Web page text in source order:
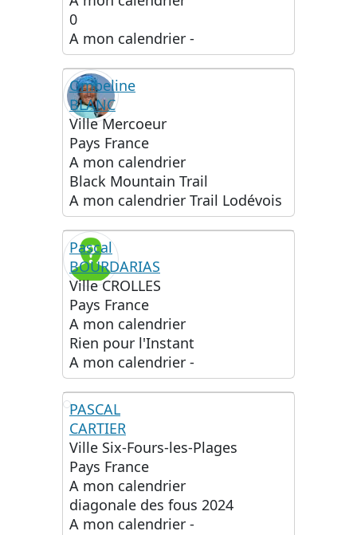
0
A mon calendrier -
Ombeline
BLANC
Ville Mercoeur
Pays France
A mon calendrier
Black Mountain Trail
A mon calendrier Trail Lodévois
Pascal
BOURDARIAS
Ville CROLLES
Pays France
A mon calendrier
Rien pour l'Instant
A mon calendrier -
PC
PASCAL
CARTIER
Ville Six-Fours-les-Plages
Pays France
A mon calendrier
diagonale des fous 2024
A mon calendrier -